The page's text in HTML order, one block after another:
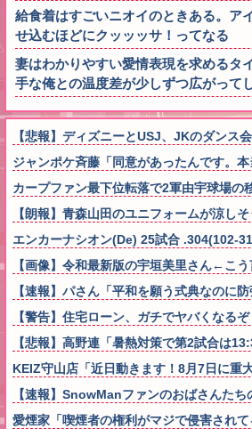
給食着はすごいニオイのときある。ア
せ込むほどにクッッッサ！ってなる
妻はわかりやすい愛情表現を求めるタ
手な俺との温度差が少しずつ広がって
【悲報】ディズニーとUSJ、JKのダンス
ジャンポケ斉藤「同意があったんです。
カープファン最下位転落で2軍由宇球場の
【朗報】青森山田のユニフォームが涼し
エンカーナシオン(De) 25試合 .304(102-
【画像】令和最新版の宇垣美里さん←こ
【速報】パさん「平和を願う式典なのに
【警告】住宅ローン、ガチでヤバくなる
【悲報】高野連「暑熱対策で第2試合は
KEIZ守山店「近日動きます！8月7日に
【速報】SnowManファンのおばさんた
愛煙家「喫煙者の権利がマジで侵害され